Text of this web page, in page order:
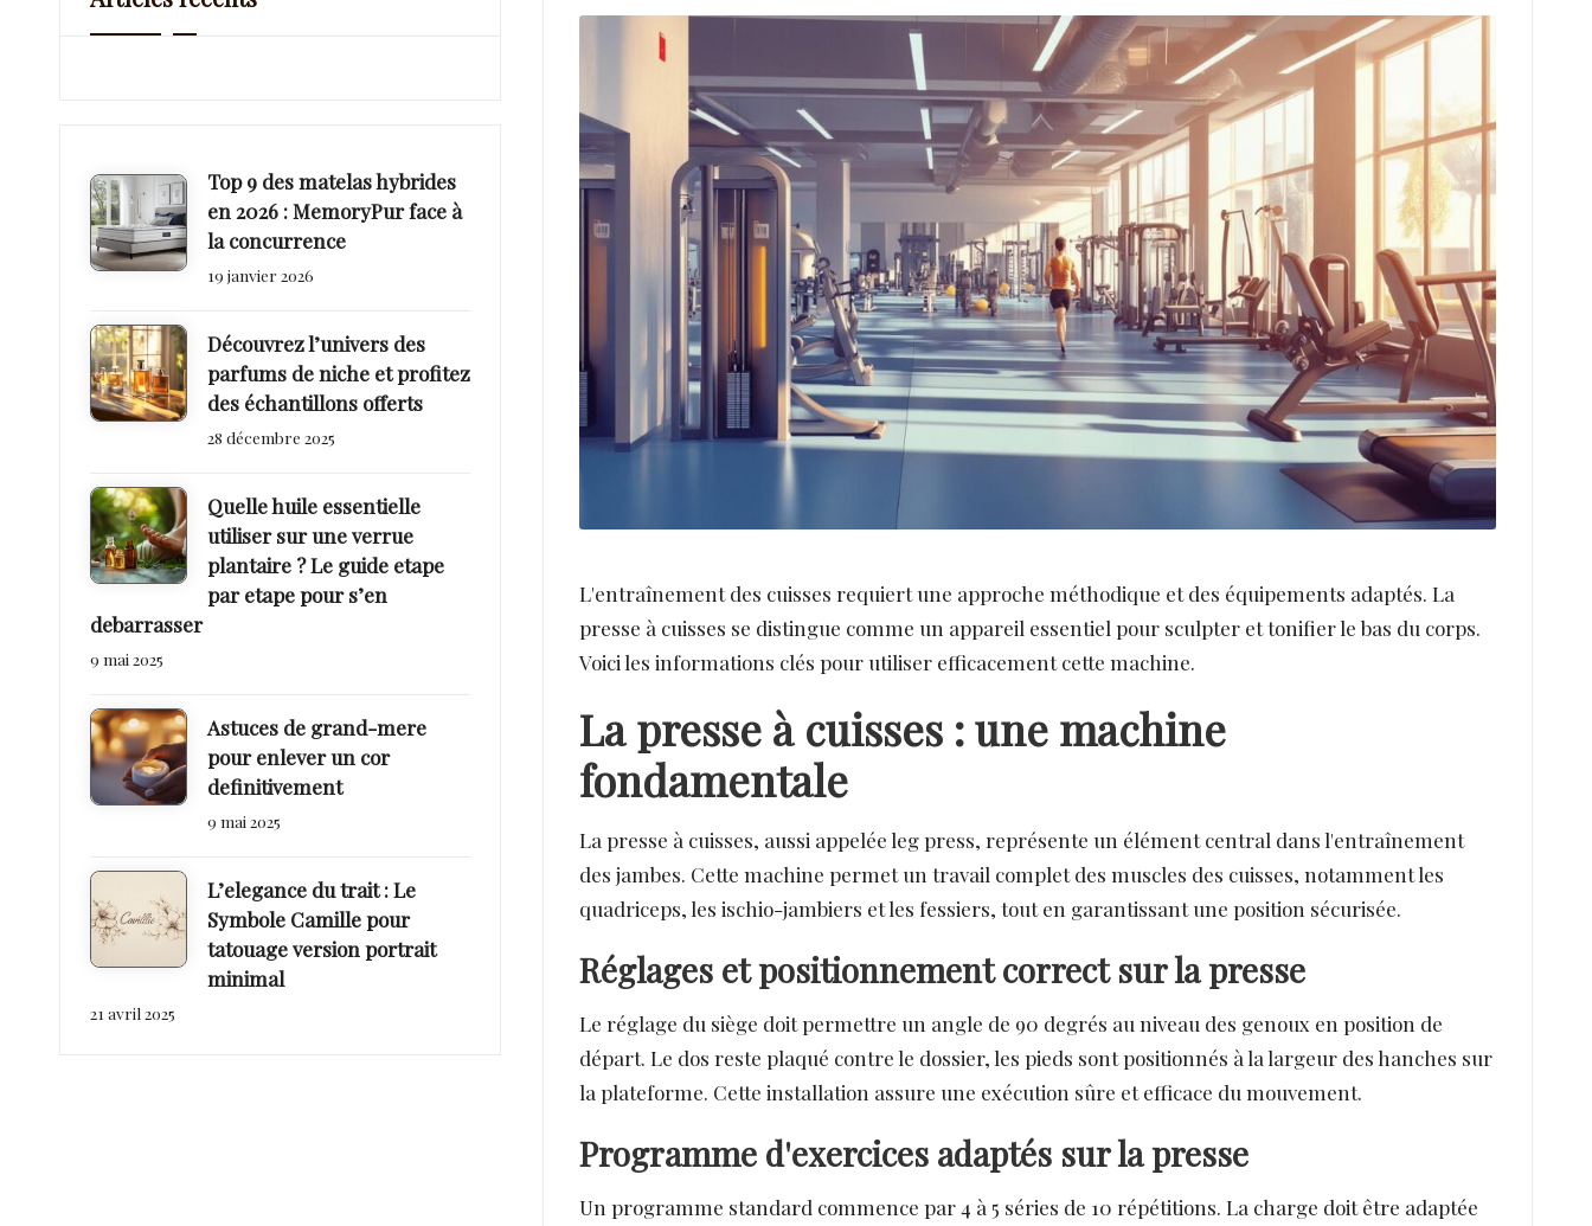
b
u
te
L'entraînement des cuisses requiert une approche méthodique et des équipements adaptés. La
presse à cuisses se distingue comme un appareil essentiel pour sculpter et tonifier le bas du corps.
Voici les informations clés pour utiliser efficacement cette machine.
La presse à cuisses : une machine
fondamentale
La presse à cuisses, aussi appelée leg press, représente un élément central dans l'entraînement
des jambes. Cette machine permet un travail complet des muscles des cuisses, notamment les
quadriceps, les ischio-jambiers et les fessiers, tout en garantissant une position sécurisée.
Réglages et positionnement correct sur la presse
Le réglage du siège doit permettre un angle de 90 degrés au niveau des genoux en position de
départ. Le dos reste plaqué contre le dossier, les pieds sont positionnés à la largeur des hanches sur
la plateforme. Cette installation assure une exécution sûre et efficace du mouvement.
Programme d'exercices adaptés sur la presse
Un programme standard commence par 4 à 5 séries de 10 répétitions. La charge doit être adaptée
Top 9 des matelas hybrides
en 2026 : MemoryPur face à
la concurrence
19 janvier 2026
Découvrez l’univers des
parfums de niche et profitez
des échantillons offerts
28 décembre 2025
Quelle huile essentielle
utiliser sur une verrue
plantaire ? Le guide etape
par etape pour s’en
debarrasser
9 mai 2025
Astuces de grand-mere
pour enlever un cor
definitivement
9 mai 2025
L’elegance du trait : Le
Symbole Camille pour
tatouage version portrait
minimal
21 avril 2025